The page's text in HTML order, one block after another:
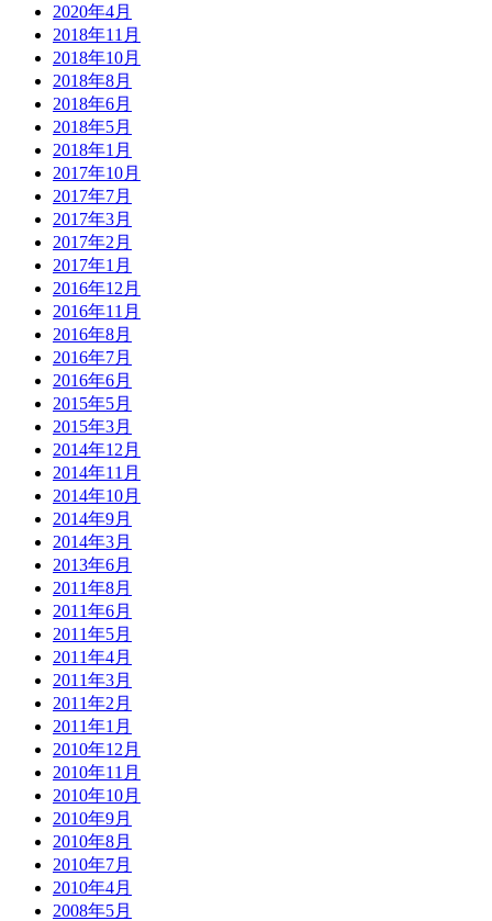
2020年4月
2018年11月
2018年10月
2018年8月
2018年6月
2018年5月
2018年1月
2017年10月
2017年7月
2017年3月
2017年2月
2017年1月
2016年12月
2016年11月
2016年8月
2016年7月
2016年6月
2015年5月
2015年3月
2014年12月
2014年11月
2014年10月
2014年9月
2014年3月
2013年6月
2011年8月
2011年6月
2011年5月
2011年4月
2011年3月
2011年2月
2011年1月
2010年12月
2010年11月
2010年10月
2010年9月
2010年8月
2010年7月
2010年4月
2008年5月